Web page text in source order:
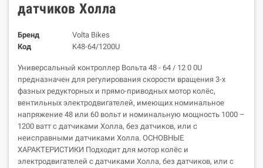
датчиков Холла
Бренд
Volta Bikes
Код
K48-64/1200U
Универсальный контроллер Вольта 48 - 64 / 12 0 0U
предназначен для регулирования скорости вращения 3-х
фазных редукторных и прямо-приводных мотор колёс,
вентильных электродвигателей, имеющих номинальное
напряжение 48 или 60 вольт и номинальную мощность 1000 –
1200 ватт с датчиками Холла, без датчиков, или с
неисправными датчиками Холла. ОСНОВНЫЕ
ХАРАКТЕРИСТИКИ Подходит для мотор колёс и
электродвигателей с датчиками Холла, без датчиков, или с